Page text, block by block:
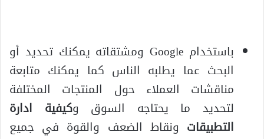
باستخدام Google ومشتقاته يمكنك تحديد أو
البحث عما يطلبه الناس كما يمكنك متابعة
مناقشات العملاء حول المنتجات المختلفة
لتحديد ما يحتاجه السوق وكيفية ادارة
التطبيقات ونقاط الضعف والقوة في جميع